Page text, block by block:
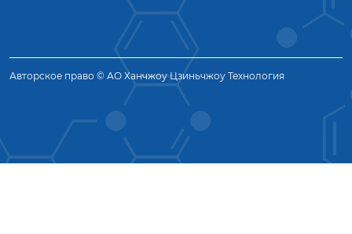
Авторское право © АО Ханчжоу Цзиньчжоу Технология